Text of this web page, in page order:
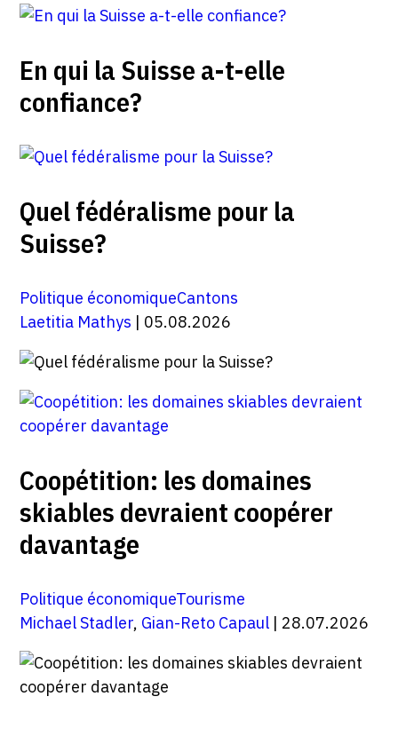
En qui la Suisse a-t-elle
confiance?
Quel fédéralisme pour la
Suisse?
Politique économiqueCantons
Laetitia Mathys | 05.08.2026
Coopétition: les domaines
skiables devraient coopérer
davantage
Politique économiqueTourisme
Michael Stadler, Gian-Reto Capaul| 28.07.2026